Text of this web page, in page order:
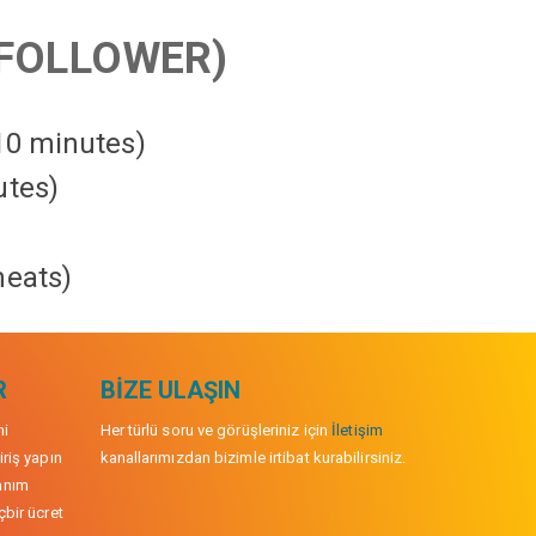
minutes)
)
yapın
ücret
BIZE ULAŞIN
Her türlü soru ve görüşleriniz için İletişim
kanallarımızdan bizimle irtibat kurabilirsiniz.